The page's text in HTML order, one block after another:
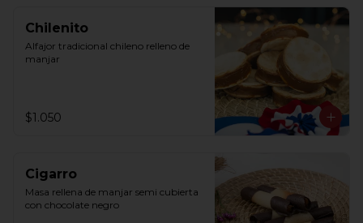
Chilenito
Alfajor tradicional chileno relleno de
manjar
$1.050
Cigarro
Masa rellena de manjar semi cubierta
con chocolate negro